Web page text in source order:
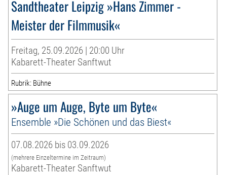
Sandtheater Leipzig »Hans Zimmer -
Meister der Filmmusik«
Freitag, 25.09.2026 | 20:00 Uhr
Kabarett-Theater Sanftwut
Rubrik: Bühne
»Auge um Auge, Byte um Byte«
Ensemble »Die Schönen und das Biest«
07.08.2026 bis 03.09.2026
(mehrere Einzeltermine im Zeitraum)
Kabarett-Theater Sanftwut